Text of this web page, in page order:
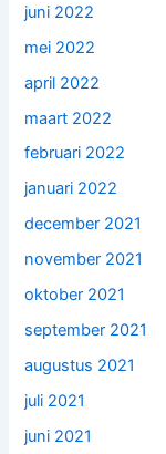
juni 2022
mei 2022
april 2022
maart 2022
februari 2022
januari 2022
december 2021
november 2021
oktober 2021
september 2021
augustus 2021
juli 2021
juni 2021